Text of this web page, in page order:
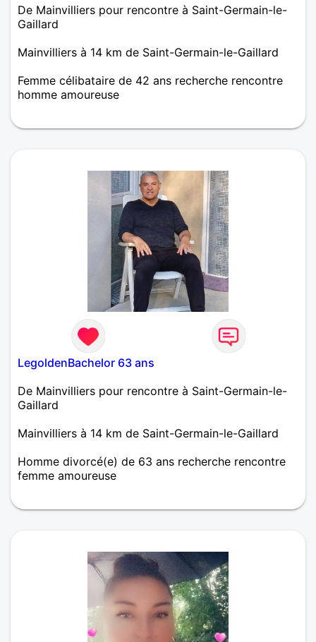
De Mainvilliers pour rencontre à Saint-Germain-le-
Gaillard
Mainvilliers à 14 km de Saint-Germain-le-Gaillard
Femme célibataire de 42 ans recherche rencontre
homme amoureuse
ressemble !
LegoldenBachelor 63 ans
De Mainvilliers pour rencontre à Saint-Germain-le-
Gaillard
Mainvilliers à 14 km de Saint-Germain-le-Gaillard
Homme divorcé(e) de 63 ans recherche rencontre
femme amoureuse
pour sa Princesse